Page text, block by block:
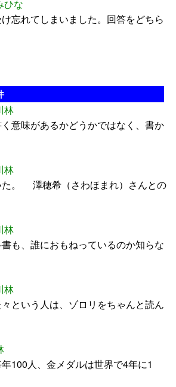
ひな
忘れてしまいました。回答をどちら
林
意味があるかどうかではなく、書か
林
。 澤穂希（さわほまれ）さんとの
林
も、誰におもねっているのか知らな
林
という人は、ゾロリをちゃんと読ん
100人、金メダルは世界で4年に1